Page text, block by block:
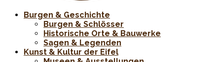
Burgen & Geschichte
Burgen & Schlösser
Historische Orte & Bauwerke
Sagen & Legenden
Kunst & Kultur der Eifel